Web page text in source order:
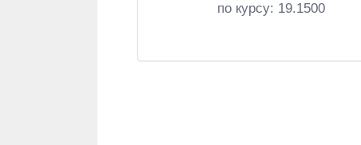
по курсу: 19.1500